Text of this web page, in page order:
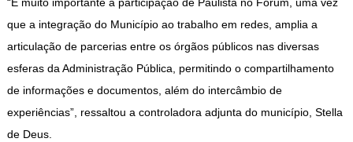
que a integração do Município ao trabalho em redes, amplia a
articulação de parcerias entre os órgãos públicos nas diversas
esferas da Administração Pública, permitindo o compartilhamento
de informações e documentos, além do intercâmbio de
experiências”, ressaltou a controladora adjunta do município, Stella
de Deus.